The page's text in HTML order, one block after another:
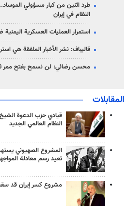
طرد اثنين من كبار مسؤولي
النظام في إيران
استمرار العمليات العسكرية
قاليباف: نشر الأخبار الملفقة هي
محسن رضائي: لن نسمح بفتح ممر
المقابلات
قيادي حزب الدعوة
النظام العالمي الجديد
المشروع الصهيوني
تعيد رسم معادلة
مشروع كسر إيران قد